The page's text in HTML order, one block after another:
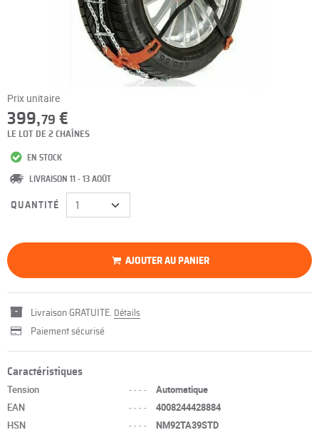
Prix unitaire
399,79 €
LE LOT DE 2 CHAÎNES
EN STOCK
LIVRAISON 11 - 13 AOÛT
QUANTITÉ
AJOUTER AU PANIER
Livraison GRATUITE. Détails
Paiement sécurisé
Caractéristiques
Tension ----
Automatique
EAN
----
4008244428884
HSN
---- NM92TA39STD